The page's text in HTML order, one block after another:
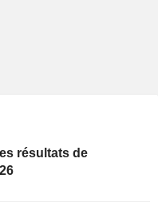
résultats de